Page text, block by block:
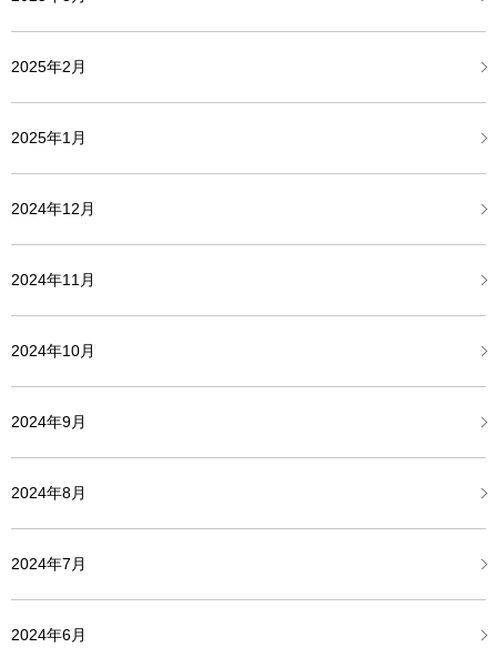
2025年2月
2025年1月
2024年12月
2024年11月
2024年10月
2024年9月
2024年8月
2024年7月
2024年6月